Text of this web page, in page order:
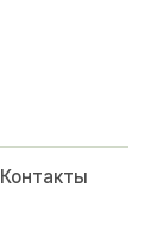
Контакты